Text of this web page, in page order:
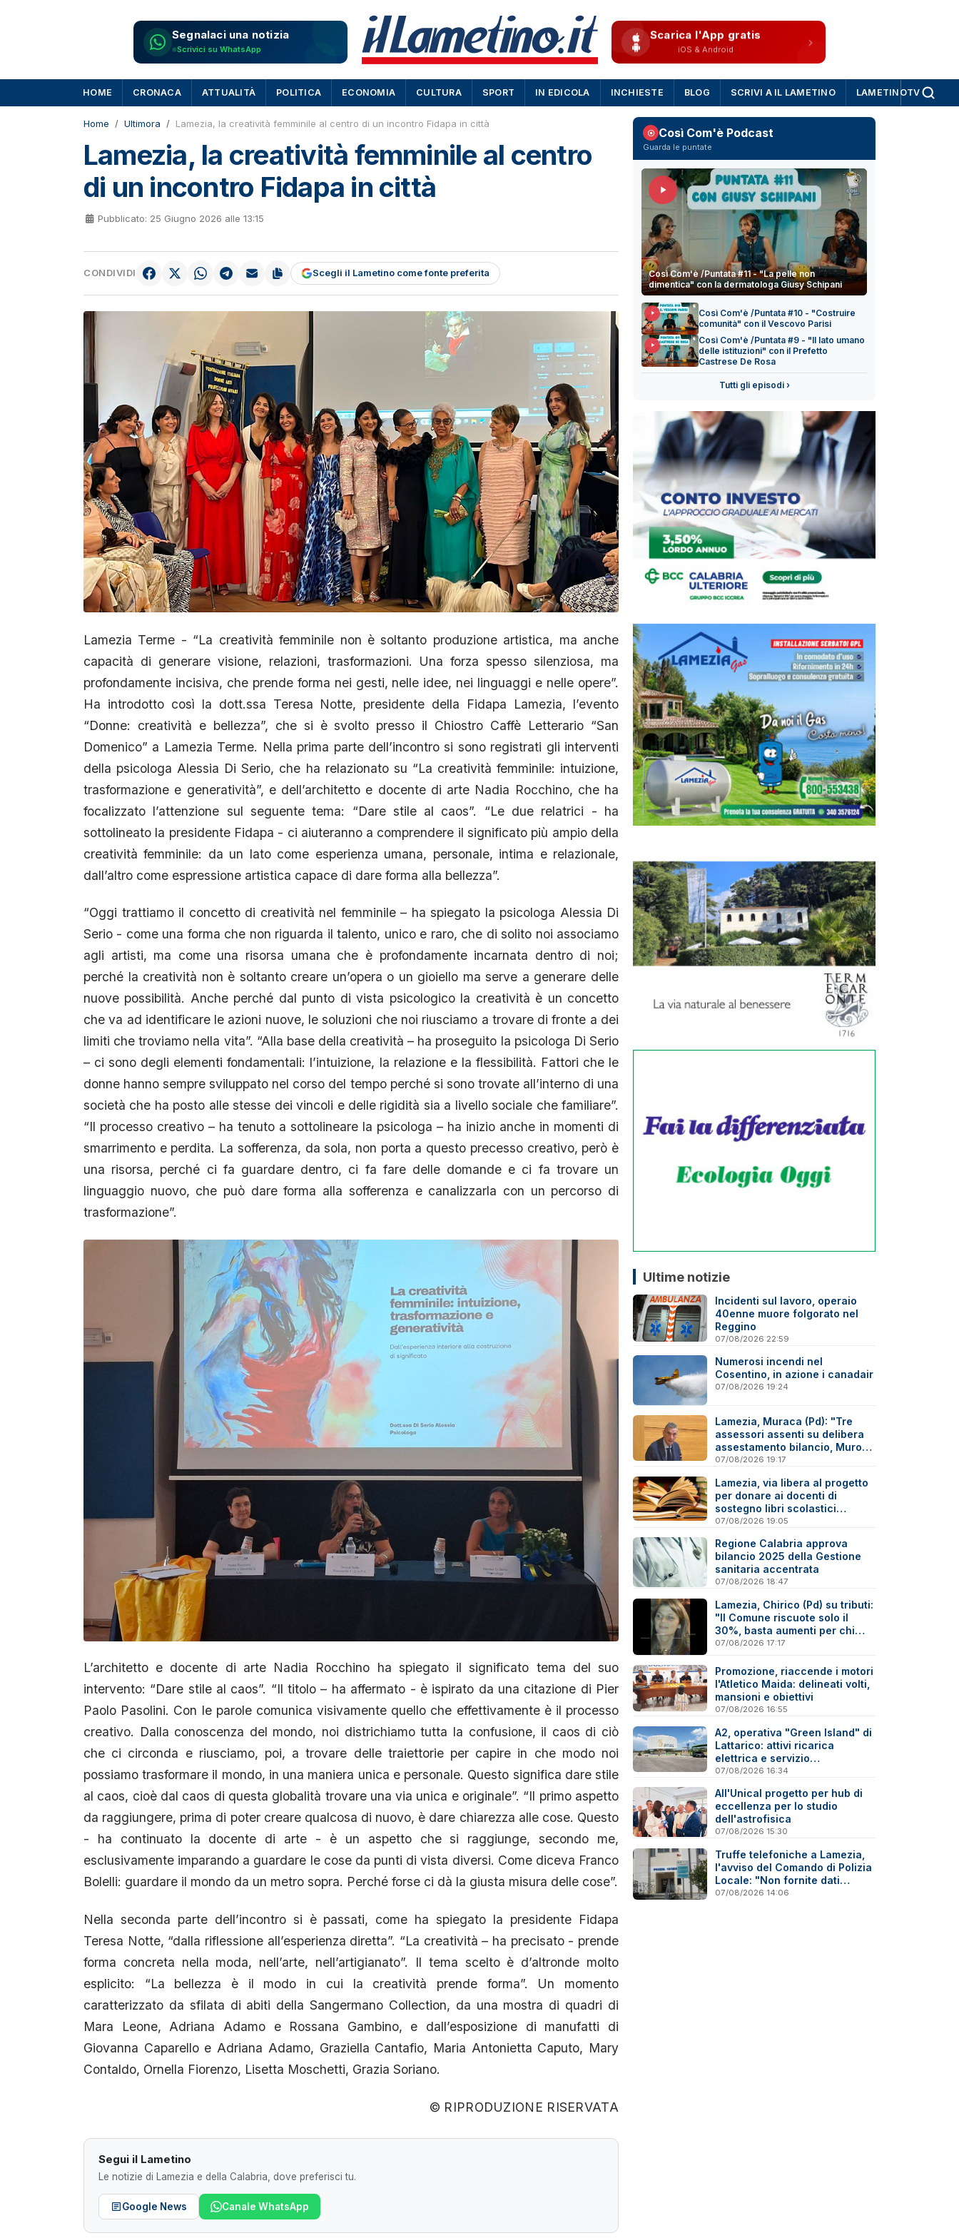
Segnalaci una notizia
Scrivici su WhatsApp
Scarica l'App gratis
iOS & Android
HOME CRONACA ATTUALITÀ POLITICA ECONOMIA CULTURA SPORT IN EDICOLA INCHIESTE BLOG SCRIVI A IL LAMETINO LAMETINOTV
Home Ultimora Lamezia, la creatività femminile al centro di un incontro Fidapa in città
Lamezia, la creatività femminile al centro
di un incontro Fidapa in città
Pubblicato: 25 Giugno 2026 alle 13:15
CONDIVIDI Scegli il Lametino come fonte preferita
Lamezia Terme - “La creatività femminile non è soltanto produzione artistica, ma anche
capacità di generare visione, relazioni, trasformazioni. Una forza spesso silenziosa, ma
profondamente incisiva, che prende forma nei gesti, nelle idee, nei linguaggi e nelle opere”.
Ha introdotto così la dott.ssa Teresa Notte, presidente della Fidapa Lamezia, l’evento
“Donne: creatività e bellezza”, che si è svolto presso il Chiostro Caffè Letterario “San
Domenico” a Lamezia Terme. Nella prima parte dell’incontro si sono registrati gli interventi
della psicologa Alessia Di Serio, che ha relazionato su “La creatività femminile: intuizione,
trasformazione e generatività”, e dell’architetto e docente di arte Nadia Rocchino, che ha
focalizzato l’attenzione sul seguente tema: “Dare stile al caos”. “Le due relatrici - ha
sottolineato la presidente Fidapa - ci aiuteranno a comprendere il significato più ampio della
creatività femminile: da un lato come esperienza umana, personale, intima e relazionale,
dall’altro come espressione artistica capace di dare forma alla bellezza”.
“Oggi trattiamo il concetto di creatività nel femminile – ha spiegato la psicologa Alessia Di
Serio - come una forma che non riguarda il talento, unico e raro, che di solito noi associamo
agli artisti, ma come una risorsa umana che è profondamente incarnata dentro di noi;
perché la creatività non è soltanto creare un’opera o un gioiello ma serve a generare delle
nuove possibilità. Anche perché dal punto di vista psicologico la creatività è un concetto
che va ad identificare le azioni nuove, le soluzioni che noi riusciamo a trovare di fronte a dei
limiti che troviamo nella vita”. “Alla base della creatività – ha proseguito la psicologa Di Serio
– ci sono degli elementi fondamentali: l’intuizione, la relazione e la flessibilità. Fattori che le
donne hanno sempre sviluppato nel corso del tempo perché si sono trovate all’interno di una
società che ha posto alle stesse dei vincoli e delle rigidità sia a livello sociale che familiare”.
“Il processo creativo – ha tenuto a sottolineare la psicologa – ha inizio anche in momenti di
smarrimento e perdita. La sofferenza, da sola, non porta a questo precesso creativo, però è
una risorsa, perché ci fa guardare dentro, ci fa fare delle domande e ci fa trovare un
linguaggio nuovo, che può dare forma alla sofferenza e canalizzarla con un percorso di
trasformazione”.
L’architetto e docente di arte Nadia Rocchino ha spiegato il significato tema del suo
intervento: “Dare stile al caos”. “Il titolo – ha affermato - è ispirato da una citazione di Pier
Paolo Pasolini. Con le parole comunica visivamente quello che effettivamente è il processo
creativo. Dalla conoscenza del mondo, noi districhiamo tutta la confusione, il caos di ciò
che ci circonda e riusciamo, poi, a trovare delle traiettorie per capire in che modo noi
possiamo trasformare il mondo, in una maniera unica e personale. Questo significa dare stile
al caos, cioè dal caos di questa globalità trovare una via unica e originale”. “Il primo aspetto
da raggiungere, prima di poter creare qualcosa di nuovo, è dare chiarezza alle cose. Questo
- ha continuato la docente di arte - è un aspetto che si raggiunge, secondo me,
esclusivamente imparando a guardare le cose da punti di vista diversi. Come diceva Franco
Bolelli: guardare il mondo da un metro sopra. Perché forse ci dà la giusta misura delle cose”.
Nella seconda parte dell’incontro si è passati, come ha spiegato la presidente Fidapa
Teresa Notte, “dalla riflessione all’esperienza diretta”. “La creatività – ha precisato - prende
forma concreta nella moda, nell’arte, nell’artigianato”. Il tema scelto è d’altronde molto
esplicito: “La bellezza è il modo in cui la creatività prende forma”. Un momento
caratterizzato da sfilata di abiti della Sangermano Collection, da una mostra di quadri di
Mara Leone, Adriana Adamo e Rossana Gambino, e dall’esposizione di manufatti di
Giovanna Caparello e Adriana Adamo, Graziella Cantafio, Maria Antonietta Caputo, Mary
Contaldo, Ornella Fiorenzo, Lisetta Moschetti, Grazia Soriano.
© RIPRODUZIONE RISERVATA
Segui il Lametino
Le notizie di Lamezia e della Calabria, dove preferisci tu.
Google News Canale WhatsApp
Così Com'è Podcast
Guarda le puntate
Così Com'è /Puntata #11 - "La pelle non
dimentica" con la dermatologa Giusy Schipani
Così Com'è /Puntata #10 - "Costruire
comunità" con il Vescovo Parisi
Così Com'è /Puntata #9 - "Il lato umano
delle istituzioni" con il Prefetto
Castrese De Rosa
Tutti gli episodi ›
Ultime notizie
Incidenti sul lavoro, operaio
40enne muore folgorato nel
Reggino
07/08/2026 22:59
Numerosi incendi nel
Cosentino, in azione i canadair
07/08/2026 19:24
Lamezia, Muraca (Pd): "Tre
assessori assenti su delibera
assestamento bilancio, Murone
in difficoltà"
07/08/2026 19:17
Lamezia, via libera al progetto
per donare ai docenti di
sostegno libri scolastici
destinati al macero
07/08/2026 19:05
Regione Calabria approva
bilancio 2025 della Gestione
sanitaria accentrata
07/08/2026 18:47
Lamezia, Chirico (Pd) su tributi:
"Il Comune riscuote solo il
30%, basta aumenti per chi
paga"
07/08/2026 17:17
Promozione, riaccende i motori
l'Atletico Maida: delineati volti,
mansioni e obiettivi
07/08/2026 16:55
A2, operativa "Green Island" di
Lattarico: attivi ricarica
elettrica e servizio
sperimentale di soccorso
07/08/2026 16:34
All'Unical progetto per hub di
eccellenza per lo studio
dell'astrofisica
07/08/2026 15:30
Truffe telefoniche a Lamezia,
l'avviso del Comando di Polizia
Locale: "Non fornite dati
personali"
07/08/2026 14:06